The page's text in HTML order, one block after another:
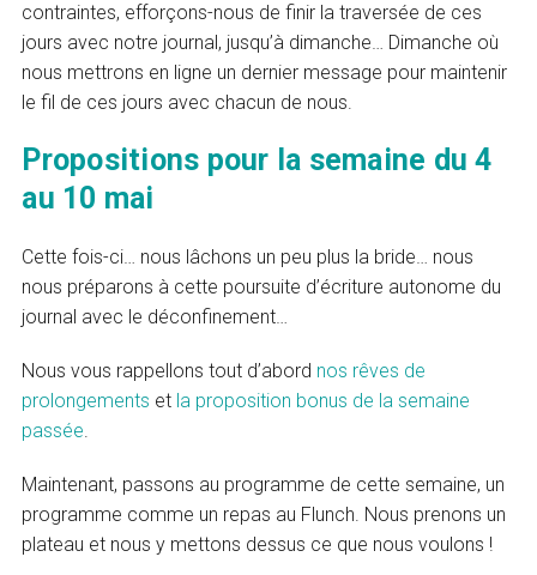
contraintes, efforçons-nous de finir la traversée de ces
jours avec notre journal, jusqu’à dimanche… Dimanche où
nous mettrons en ligne un dernier message pour maintenir
le fil de ces jours avec chacun de nous.
Propositions pour la semaine du 4
au 10 mai
Cette fois-ci… nous lâchons un peu plus la bride… nous
nous préparons à cette poursuite d’écriture autonome du
journal avec le déconfinement…
Nous vous rappellons tout d’abord nos rêves de
prolongements et la proposition bonus de la semaine
passée.
Maintenant, passons au programme de cette semaine, un
programme comme un repas au Flunch. Nous prenons un
plateau et nous y mettons dessus ce que nous voulons !